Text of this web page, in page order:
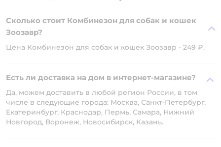
Сколько стоит Комбинезон для собак и кошек
Зоозавр?
Цена Комбинезон для собак и кошек Зоозавр - 249 ₽.
Есть ли доставка на дом в интернет-магазине?
Да, можем доставить в любой регион России, в том
числе в следующие города: Москва, Санкт-Петербург,
Екатеринбург, Краснодар, Пермь, Самара, Нижний
Новгород, Воронеж, Новосибирск, Казань.